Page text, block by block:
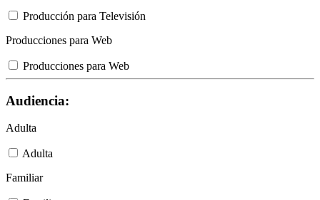
Producción para Televisión
Producciones para Web
Producciones para Web
Audiencia:
Adulta
Adulta
Familiar